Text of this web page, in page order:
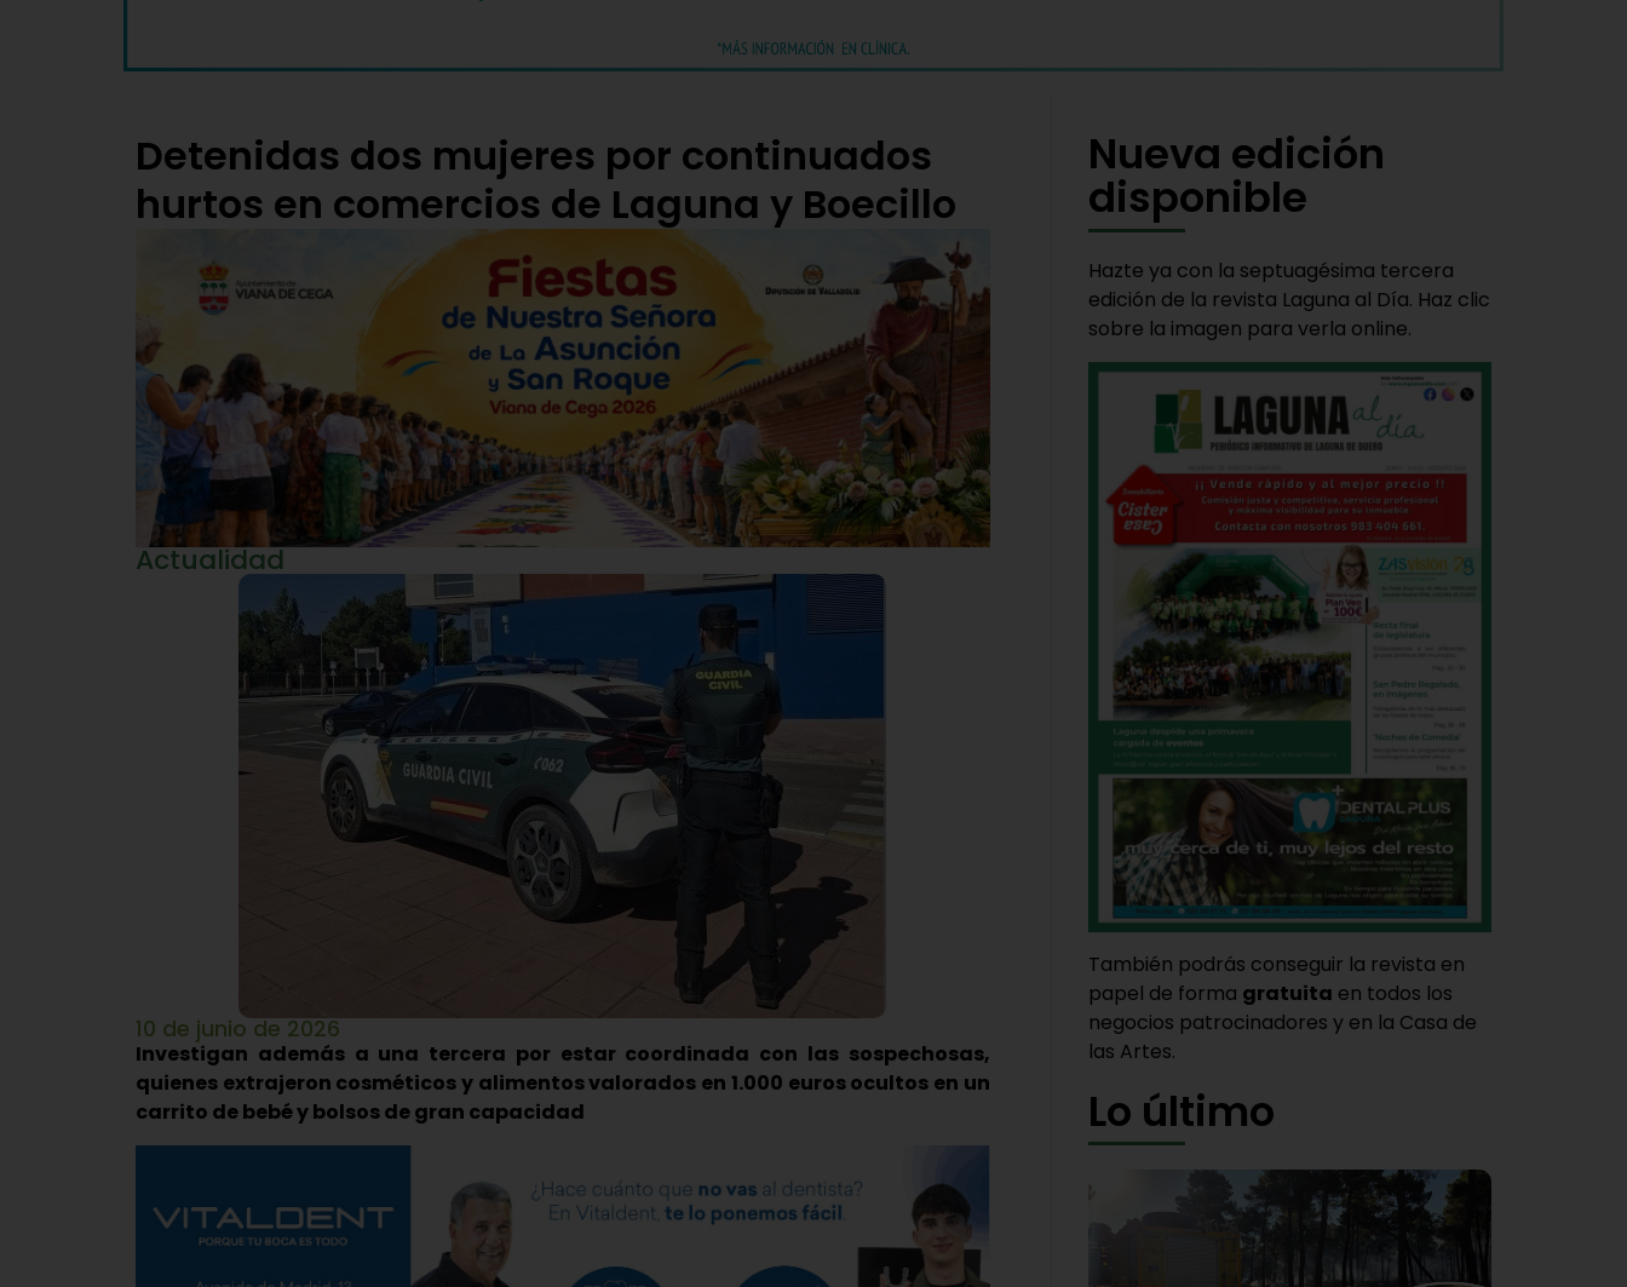
Detenidas dos mujeres por continuados
hurtos en comercios de Laguna y Boecillo
Actualidad
10 de junio de 2026
Investigan además a una tercera por estar coordinada con las sospechosas,
quienes extrajeron cosméticos y alimentos valorados en 1.000 euros ocultos en un
carrito de bebé y bolsos de gran capacidad
Nueva edición
disponible
Hazte ya con la septuagésima tercera
edición de la revista Laguna al Día. Haz clic
sobre la imagen para verla online.
También podrás conseguir la revista en
papel de forma gratuita en todos los
negocios patrocinadores y en la Casa de
las Artes.
Lo último